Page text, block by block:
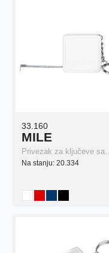
33.160
MILE
Privezak za ključeve sa…
Na stanju: 20.334